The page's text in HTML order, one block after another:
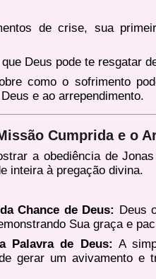
de crise, sua
Deus pode te resgatar
como o sofrimento
e ao arrependimento.
Cumprida e o
a obediência de
inteira à pregação divina.
Chance de Deus: Deus
Sua graça e
Palavra de Deus: A
gerar um avivamento e